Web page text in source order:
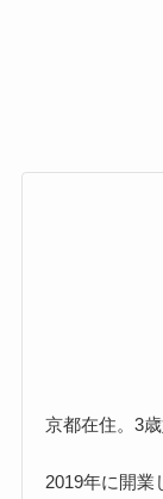
京都在住。3歳
2019年に開業